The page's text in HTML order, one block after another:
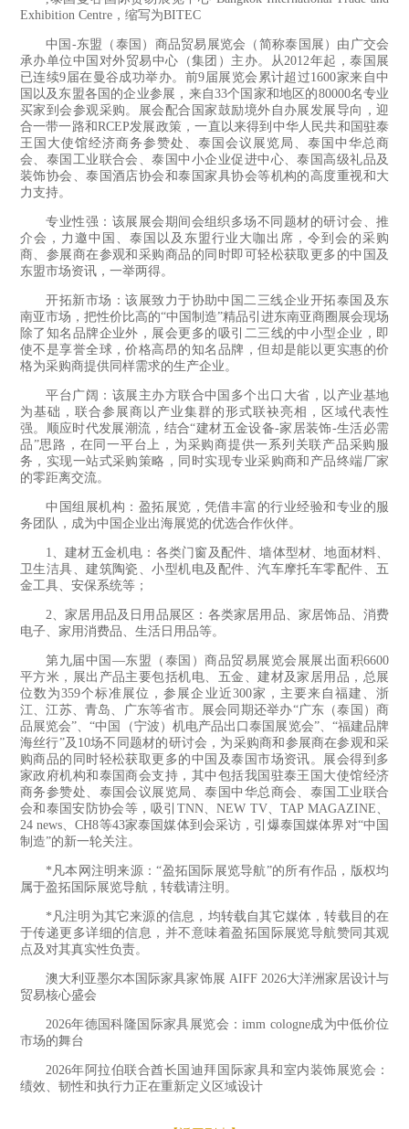
Exhibition Centre，缩写为BITEC
中国-东盟（泰国）商品贸易展览会（简称泰国展）由广交会
承办单位中国对外贸易中心（集团）主办。从2012年起，泰国展
已连续9届在曼谷成功举办。前9届展览会累计超过1600家来自中
国以及东盟各国的企业参展，来自33个国家和地区的80000名专业
买家到会参观采购。展会配合国家鼓励境外自办展发展导向，迎
合一带一路和RCEP发展政策，一直以来得到中华人民共和国驻泰
王国大使馆经济商务参赞处、泰国会议展览局、泰国中华总商
会、泰国工业联合会、泰国中小企业促进中心、泰国高级礼品及
装饰协会、泰国酒店协会和泰国家具协会等机构的高度重视和大
力支持。
专业性强：该展展会期间会组织多场不同题材的研讨会、推
介会，力邀中国、泰国以及东盟行业大咖出席，令到会的采购
商、参展商在参观和采购商品的同时即可轻松获取更多的中国及
东盟市场资讯，一举两得。
开拓新市场：该展致力于协助中国二三线企业开拓泰国及东
南亚市场，把性价比高的“中国制造”精品引进东南亚商圈展会现场
除了知名品牌企业外，展会更多的吸引二三线的中小型企业，即
使不是享誉全球，价格高昂的知名品牌，但却是能以更实惠的价
格为采购商提供同样需求的生产企业。
平台广阔：该展主办方联合中国多个出口大省，以产业基地
为基础，联合参展商以产业集群的形式联袂亮相，区域代表性
强。顺应时代发展潮流，结合“建材五金设备-家居装饰-生活必需
品”思路，在同一平台上，为采购商提供一系列关联产品采购服
务，实现一站式采购策略，同时实现专业采购商和产品终端厂家
的零距离交流。
中国组展机构：盈拓展览，凭借丰富的行业经验和专业的服
务团队，成为中国企业出海展览的优选合作伙伴。
1、建材五金机电：各类门窗及配件、墙体型材、地面材料、
卫生洁具、建筑陶瓷、小型机电及配件、汽车摩托车零配件、五
金工具、安保系统等；
2、家居用品及日用品展区：各类家居用品、家居饰品、消费
电子、家用消费品、生活日用品等。
第九届中国—东盟（泰国）商品贸易展览会展展出面积6600
平方米，展出产品主要包括机电、五金、建材及家居用品，总展
位数为359个标准展位，参展企业近300家，主要来自福建、浙
江、江苏、青岛、广东等省市。展会同期还举办“广东（泰国）商
品展览会”、“中国（宁波）机电产品出口泰国展览会”、“福建品牌
海丝行”及10场不同题材的研讨会，为采购商和参展商在参观和采
购商品的同时轻松获取更多的中国及泰国市场资讯。展会得到多
家政府机构和泰国商会支持，其中包括我国驻泰王国大使馆经济
商务参赞处、泰国会议展览局、泰国中华总商会、泰国工业联合
会和泰国安防协会等，吸引TNN、NEW TV、TAP MAGAZINE、
24 news、CH8等43家泰国媒体到会采访，引爆泰国媒体界对“中国
制造”的新一轮关注。
*凡本网注明来源：“盈拓国际展览导航”的所有作品，版权均
属于盈拓国际展览导航，转载请注明。
*凡注明为其它来源的信息，均转载自其它媒体，转载目的在
于传递更多详细的信息，并不意味着盈拓国际展览导航赞同其观
点及对其真实性负责。
澳大利亚墨尔本国际家具家饰展 AIFF 2026大洋洲家居设计与
贸易核心盛会
2026年德国科隆国际家具展览会：imm cologne成为中低价位
市场的舞台
2026年阿拉伯联合酋长国迪拜国际家具和室内装饰展览会：
绩效、韧性和执行力正在重新定义区域设计